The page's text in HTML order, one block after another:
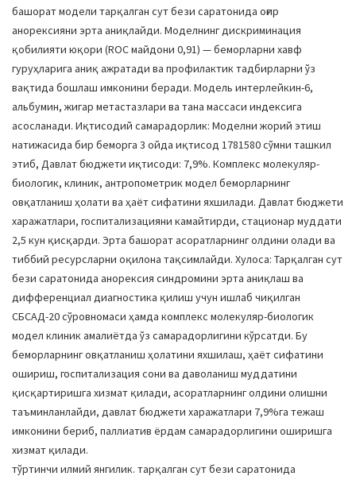
башорат модели тарқалган сут бези саратонида оғир
анорексияни эрта аниқлайди. Моделнинг дискриминация
қобилияти юқори (ROC майдони 0,91) — беморларни хавф
гуруҳларига аниқ ажратади ва профилактик тадбирларни ўз
вақтида бошлаш имконини беради. Модель интерлейкин-6,
альбумин, жигар метастазлари ва тана массаси индексига
асосланади. Иқтисодий самарадорлик: Моделни жорий этиш
натижасида бир беморга 3 ойда иқтисод 1781580 сўмни ташкил
этиб, Давлат бюджети иқтисоди: 7,9%. Комплекс молекуляр-
биологик, клиник, антропометрик модел беморларнинг
овқатланиш ҳолати ва ҳаёт сифатини яхшилади. Давлат бюджети
харажатлари, госпитализацияни камайтирди, стационар муддати
2,5 кун қисқарди. Эрта башорат асоратларнинг олдини олади ва
тиббий ресурсларни оқилона тақсимлайди. Хулоса: Тарқалган сут
бези саратонида анорексия синдромини эрта аниқлаш ва
дифференциал диагностика қилиш учун ишлаб чиқилган
СБСАД-20 сўровномаси ҳамда комплекс молекуляр-биологик
модел клиник амалиётда ўз самарадорлигини кўрсатди. Бу
беморларнинг овқатланиш ҳолатини яхшилаш, ҳаёт сифатини
ошириш, госпитализация сони ва даволаниш муддатини
қисқартиришга хизмат қилади, асоратларнинг олдини олишни
таъминланлайди, давлат бюджети харажатлари 7,9%га тежаш
имконини бериб, паллиатив ёрдам самарадорлигини оширишга
хизмат қилади.
тўртинчи илмий янгилик. тарқалган сут бези саратонида